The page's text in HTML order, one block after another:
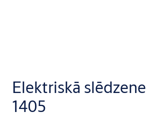
Elektriskā slēdzene
1405